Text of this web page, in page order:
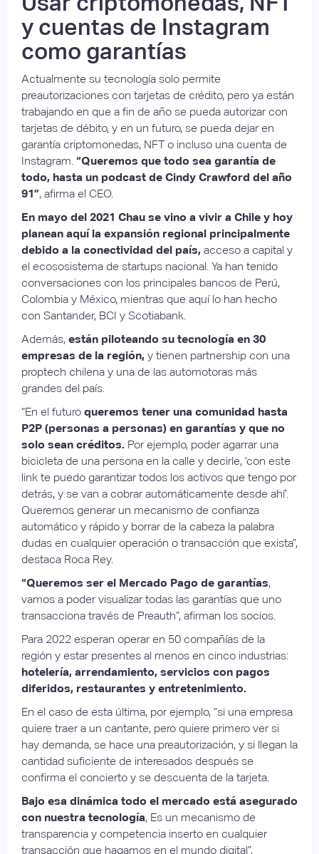
y cuentas de Instagram
como garantías
Actualmente su tecnología solo permite
preautorizaciones con tarjetas de crédito, pero ya están
trabajando en que a fin de año se pueda autorizar con
tarjetas de débito, y en un futuro, se pueda dejar en
garantía criptomonedas, NFT o incluso una cuenta de
Instagram. “Queremos que todo sea garantía de
todo, hasta un podcast de Cindy Crawford del año
91”, afirma el CEO.
En mayo del 2021 Chau se vino a vivir a Chile y hoy
planean aquí la expansión regional principalmente
debido a la conectividad del país, acceso a capital y
el ecososistema de startups nacional. Ya han tenido
conversaciones con los principales bancos de Perú,
Colombia y México, mientras que aquí lo han hecho
con Santander, BCI y Scotiabank.
Además, están piloteando su tecnología en 30
empresas de la región, y tienen partnership con una
proptech chilena y una de las automotoras más
grandes del país.
“En el futuro queremos tener una comunidad hasta
P2P (personas a personas) en garantías y que no
solo sean créditos. Por ejemplo, poder agarrar una
bicicleta de una persona en la calle y decirle, ‘con este
link te puedo garantizar todos los activos que tengo por
detrás, y se van a cobrar automáticamente desde ahí’.
Queremos generar un mecanismo de confianza
automático y rápido y borrar de la cabeza la palabra
dudas en cualquier operación o transacción que exista”,
destaca Roca Rey.
“Queremos ser el Mercado Pago de garantías,
vamos a poder visualizar todas las garantías que uno
transacciona través de Preauth”, afirman los socios.
Para 2022 esperan operar en 50 compañías de la
región y estar presentes al menos en cinco industrias:
hotelería, arrendamiento, servicios con pagos
diferidos, restaurantes y entretenimiento.
En el caso de esta última, por ejemplo, “si una empresa
quiere traer a un cantante, pero quiere primero ver si
hay demanda, se hace una preautorización, y si llegan la
cantidad suficiente de interesados después se
confirma el concierto y se descuenta de la tarjeta.
Bajo esa dinámica todo el mercado está asegurado
con nuestra tecnología, Es un mecanismo de
transparencia y competencia inserto en cualquier
transacción que hagamos en el mundo digital”,